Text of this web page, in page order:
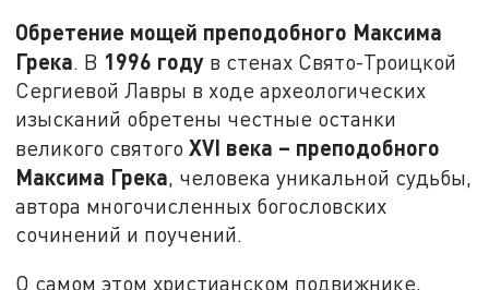
Обретение мощей преподобного Максима
Грека. В 1996 году в стенах Свято-Троицкой
Сергиевой Лавры в ходе археологических
изысканий обретены честные останки
великого святогоXVI века – преподобного
Максима Грека, человека уникальной судьбы,
автора многочисленных богословских
сочинений и поучений.
О самом этом христианском подвижнике,